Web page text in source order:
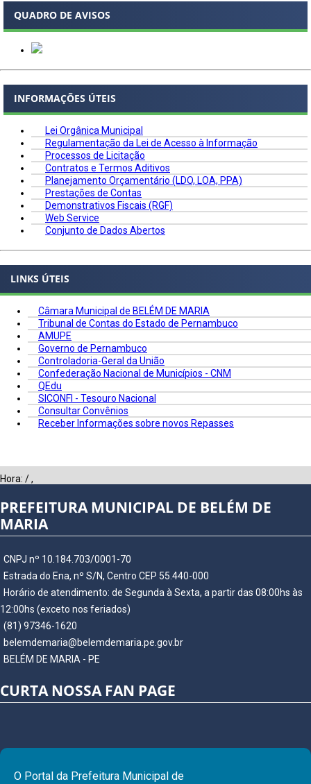
QUADRO DE AVISOS
INFORMAÇÕES ÚTEIS
Lei Orgânica Municipal
Regulamentação da Lei de Acesso à Informação
Processos de Licitação
Contratos e Termos Aditivos
Planejamento Orçamentário (LDO, LOA, PPA)
Prestações de Contas
Demonstrativos Fiscais (RGF)
Web Service
Conjunto de Dados Abertos
LINKS ÚTEIS
Câmara Municipal de BELÉM DE MARIA
Tribunal de Contas do Estado de Pernambuco
AMUPE
Governo de Pernambuco
Controladoria-Geral da União
Confederação Nacional de Municípios - CNM
QEdu
SICONFI - Tesouro Nacional
Consultar Convênios
Receber Informações sobre novos Repasses
Hora: /,
PREFEITURA MUNICIPAL DE BELÉM DE
MARIA
CNPJ nº 10.184.703/0001-70
Estrada do Ena, nº S/N, Centro CEP 55.440-000
Horário de atendimento: de Segunda à Sexta, a partir das 08:00hs às
12:00hs (exceto nos feriados)
(81) 97346-1620
belemdemaria@belemdemaria.pe.gov.br
BELÉM DE MARIA - PE
CURTA NOSSA FAN PAGE
O Portal da Prefeitura Municipal de